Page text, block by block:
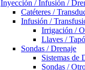
Inyección / Infusión /
Catéteres /
Infusión /
Irrigación /
Llaves /
Sondas / Drenaje
Sistemas de
Sondas /